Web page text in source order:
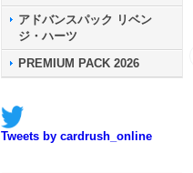
アドバンスパック リベン
ジ・ハーツ
PREMIUM PACK 2026
Tweets by cardrush_online